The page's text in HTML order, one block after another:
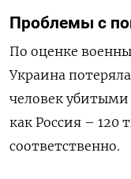
Проблемы с
По оценке
Украина
человек
как Россия – 120
соответственно.